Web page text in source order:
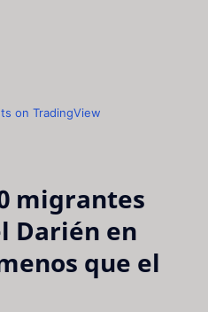
on TradingView
migrantes
Darién en
que el